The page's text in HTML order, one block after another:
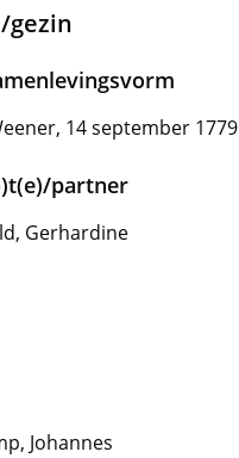
gezin
14 september 1779
partner
Gerhardine
Johannes